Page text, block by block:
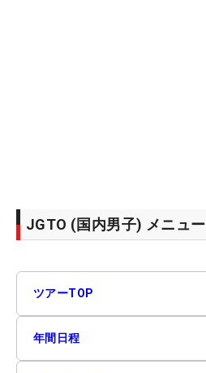
JGTO (国内男子) メニュー
ツアーTOP
年間日程